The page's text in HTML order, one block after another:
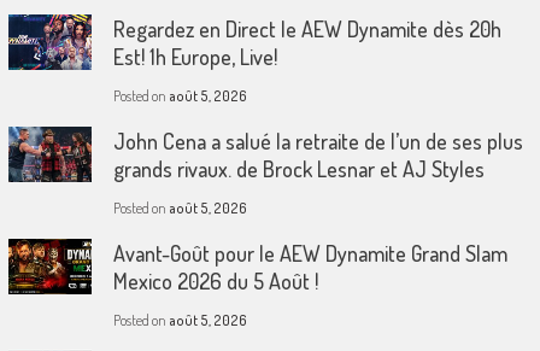
Regardez en Direct le AEW Dynamite dès 20h
Est! 1h Europe, Live!
Posted on août 5, 2026
John Cena a salué la retraite de l’un de ses plus
grands rivaux. de Brock Lesnar et AJ Styles
Posted on août 5, 2026
Avant-Goût pour le AEW Dynamite Grand Slam
Mexico 2026 du 5 Août !
Posted on août 5, 2026